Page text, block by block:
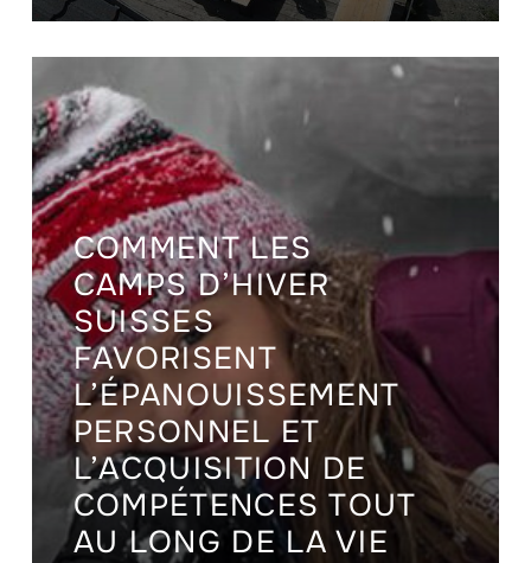
COMMENT LES
CAMPS D’HIVER
SUISSES
FAVORISENT
L’ÉPANOUISSEMENT
PERSONNEL ET
L’ACQUISITION DE
COMPÉTENCES TOUT
AU LONG DE LA VIE